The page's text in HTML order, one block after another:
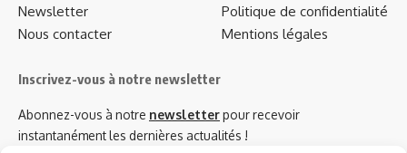
Newsletter
Nous contacter
Politique de confidentialité
Mentions légales
Inscrivez-vous à notre newsletter
Abonnez-vous à notre newsletterpour recevoir
instantanément les dernières actualités !